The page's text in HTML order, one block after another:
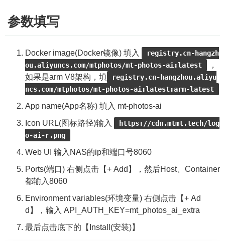
参数填写
Docker image(Docker镜像) 填入
registry.cn-hangzh
ou.aliyuncs.com/mtphotos/mt-photos-ai:latest
，
如果是arm V8架构，填
registry.cn-hangzhou.aliyu
ncs.com/mtphotos/mt-photos-ai:latest:arm-latest
App name(App名称) 填入 mt-photos-ai
Icon URL(图标路径)输入
https://cdn.mtmt.tech/log
o-ai-r.png
Web UI 输入NAS的ip和端口号8060
Ports(端口) 右侧点击【+ Add】，然后Host、Container
都输入8060
Environment variables(环境变量) 右侧点击【+ Ad
d】，输入 API_AUTH_KEY=mt_photos_ai_extra
最后点击底下的【Install(安装)】